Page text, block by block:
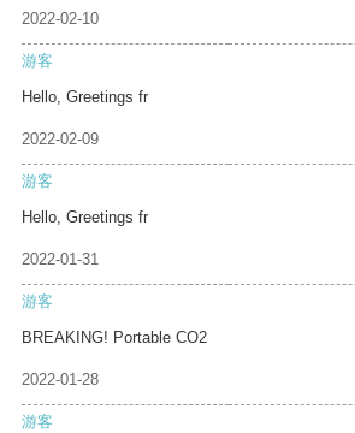
2022-02-10
游客
Hello, Greetings fr
2022-02-09
游客
Hello, Greetings fr
2022-01-31
游客
BREAKING! Portable CO2
2022-01-28
游客